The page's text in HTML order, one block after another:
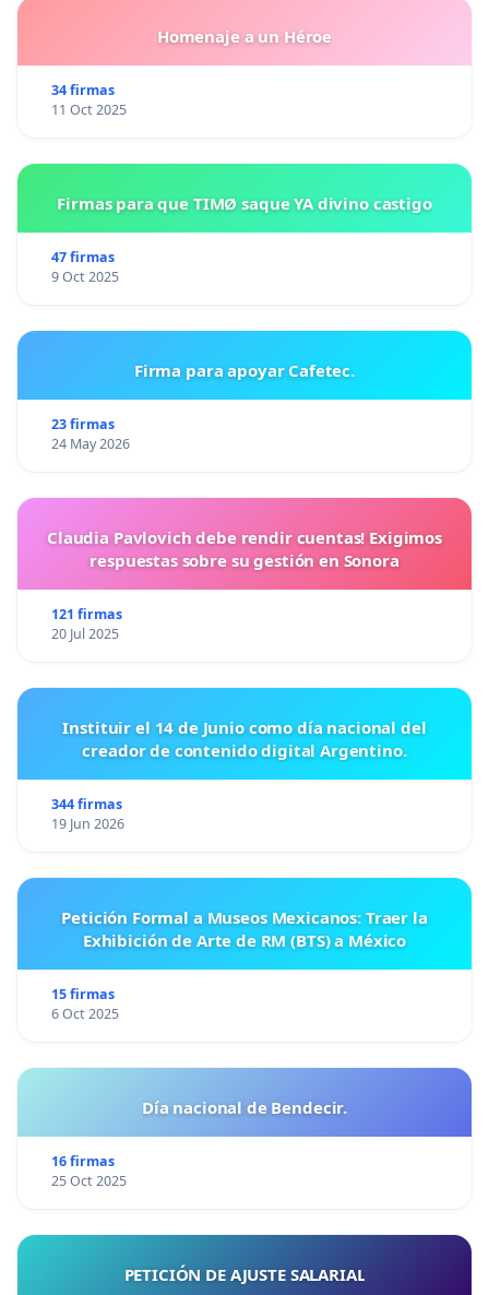
Homenaje a un Héroe
34 firmas
11 Oct 2025
Firmas para que TIMØ saque YA divino castigo
47 firmas
9 Oct 2025
Firma para apoyar Cafetec.
23 firmas
24 May 2026
Claudia Pavlovich debe rendir cuentas! Exigimos
respuestas sobre su gestión en Sonora
121 firmas
20 Jul 2025
Instituir el 14 de Junio como día nacional del
creador de contenido digital Argentino.
344 firmas
19 Jun 2026
Petición Formal a Museos Mexicanos: Traer la
Exhibición de Arte de RM (BTS) a México
15 firmas
6 Oct 2025
Día nacional de Bendecir.
16 firmas
25 Oct 2025
PETICIÓN DE AJUSTE SALARIAL